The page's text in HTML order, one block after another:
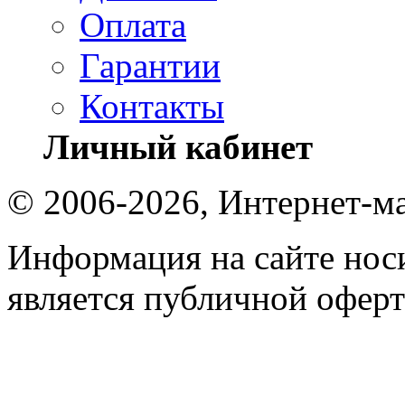
Оплата
Гарантии
Контакты
Личный кабинет
© 2006-2026, Интернет-
Информация на сайте
является публичной